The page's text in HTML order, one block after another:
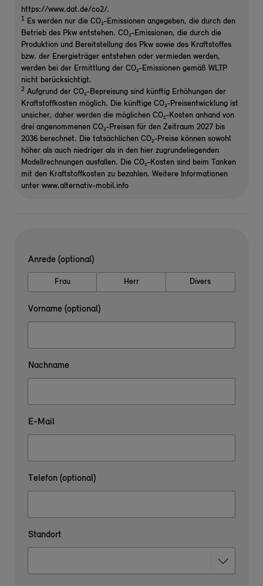
https://www.dat.de/co2/.
1 Es werden nur die CO₂-Emissionen angegeben, die durch den
Betrieb des Pkw entstehen. CO₂-Emissionen, die durch die
Produktion und Bereitstellung des Pkw sowie des Kraftstoffes
bzw. der Energieträger entstehen oder vermieden werden,
werden bei der Ermittlung der CO₂-Emissionen gemäß WLTP
nicht berücksichtigt.
2 Aufgrund der CO₂-Bepreisung sind künftig Erhöhungen der
Kraftstoffkosten möglich. Die künftige CO₂-Preisentwicklung ist
unsicher, daher werden die möglichen CO₂-Kosten anhand von
drei angenommenen CO₂-Preisen für den Zeitraum 2027 bis
2036 berechnet. Die tatsächlichen CO₂-Preise können sowohl
höher als auch niedriger als in den hier zugrundeliegenden
Modellrechnungen ausfallen. Die CO₂-Kosten sind beim Tanken
mit den Kraftstoffkosten zu bezahlen. Weitere Informationen
unter www.alternativ-mobil.info
Anrede (optional)
Frau Herr Divers
Vorname (optional)
Nachname
E-Mail
Telefon (optional)
Standort